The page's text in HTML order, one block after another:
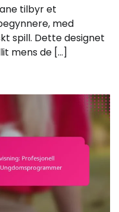
tilbyr et
med
spill. Dette designet
mens de […]